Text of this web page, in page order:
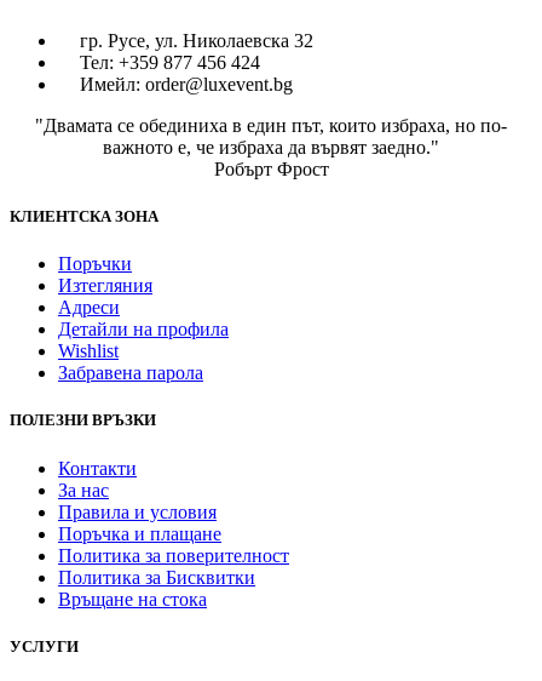
гр. Русе, ул. Николаевска 32
Тел: +359 877 456 424
Имейл: order@luxevent.bg
"Двамата се обединиха в един път, които избраха, но по-
важното е, че избраха да вървят заедно."
Робърт Фрост
КЛИЕНТСКА ЗОНА
Поръчки
Изтегляния
Адреси
Детайли на профила
Wishlist
Забравена парола
ПОЛЕЗНИ ВРЪЗКИ
Контакти
За нас
Правила и условия
Поръчка и плащане
Политика за поверителност
Политика за Бисквитки
Връщане на стока
УСЛУГИ